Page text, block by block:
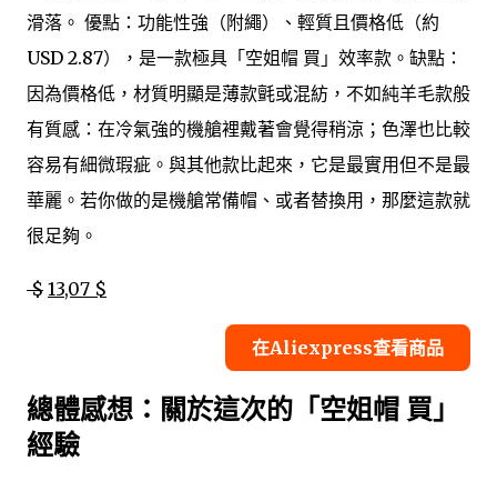
滑落。 優點：功能性強（附繩）、輕質且價格低（約
USD 2.87），是一款極具「空姐帽 買」效率款。缺點：
因為價格低，材質明顯是薄款氈或混紡，不如純羊毛款般
有質感：在冷氣強的機艙裡戴著會覺得稍涼；色澤也比較
容易有細微瑕疵。與其他款比起來，它是最實用但不是最
華麗。若你做的是機艙常備帽、或者替換用，那麼這款就
很足夠。
$ 13,07 $
在Aliexpress查看商品
總體感想：關於這次的「空姐帽 買」
經驗